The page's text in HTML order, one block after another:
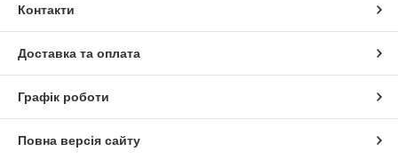
Контакти
Доставка та оплата
Графік роботи
Повна версія сайту